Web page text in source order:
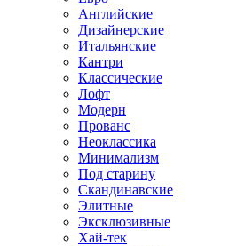
Английские
Дизайнерские
Итальянские
Кантри
Классические
Лофт
Модерн
Прованс
Неоклассика
Минимализм
Под старину
Скандинавские
Элитные
Эксклюзивные
Хай-тек